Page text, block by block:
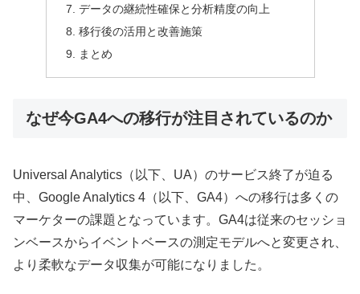
データの継続性確保と分析精度の向上
移行後の活用と改善施策
まとめ
なぜ今GA4への移行が注目されているのか
Universal Analytics（以下、UA）のサービス終了が迫る
中、Google Analytics 4（以下、GA4）への移行は多くの
マーケターの課題となっています。GA4は従来のセッショ
ンベースからイベントベースの測定モデルへと変更され、
より柔軟なデータ収集が可能になりました。